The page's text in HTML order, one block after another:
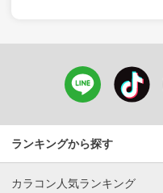
ランキングから探す
カラコン人気ランキング